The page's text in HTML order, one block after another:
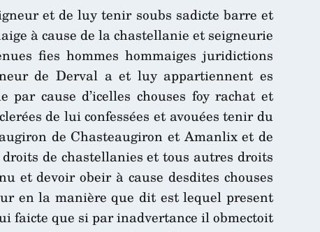
et de luy tenir soubs sadicte barre et
à cause de la chastellanie et seigneurie
fies hommes hommaiges juridictions
de Derval a et luy appartiennent es
cause d’icelles chouses foy rachat et
de lui confessées et avouées tenir du
de Chasteaugiron et Amanlix et de
de chastellanies et tous autres droits
et devoir obeir à cause desdites chouses
en la manière que dit est lequel present
faicte que si par inadvertance il obmectoit